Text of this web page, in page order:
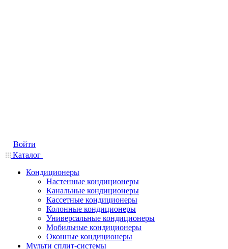
Войти
Каталог
Кондиционеры
Настенные кондиционеры
Канальные кондиционеры
Кассетные кондиционеры
Колонные кондиционеры
Универсальные кондиционеры
Мобильные кондиционеры
Оконные кондиционеры
Мульти сплит-системы